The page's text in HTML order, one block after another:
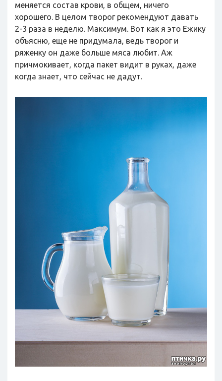
меняется состав крови, в общем, ничего
хорошего. В целом творог рекомендуют давать
2-3 раза в неделю. Максимум. Вот как я это Ежику
объясню, еще не придумала, ведь творог и
ряженку он даже больше мяса любит. Аж
причмокивает, когда пакет видит в руках, даже
когда знает, что сейчас не дадут.